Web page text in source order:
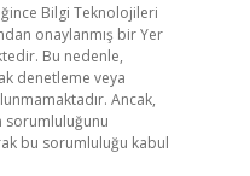
Bilgi Teknolojileri
onaylanmış bir Yer
Bu nedenle,
denetleme veya
Ancak,
sorumluluğunu
bu sorumluluğu kabul